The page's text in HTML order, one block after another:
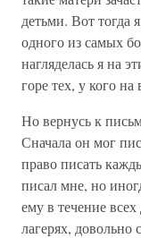
детьми. Вот тогда
одного из самых
нагляделась я на
горе тех, у кого
Но вернусь к
Сначала он мог
право писать
писал мне, но
ему в течение
лагерях, довольно